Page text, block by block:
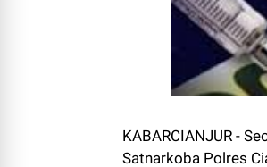
KABARCIANJUR -
Satnarkoba Polres